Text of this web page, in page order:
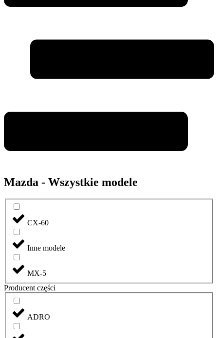
Mazda - Wszystkie modele
CX-60
Inne modele
MX-5
Producent części
ADRO